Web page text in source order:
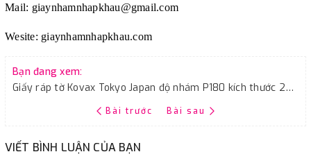
Mail: giaynhamnhapkhau@gmail.com
Wesite: giaynhamnhapkhau.com
Bạn đang xem:
Giấy ráp tờ Kovax Tokyo Japan độ nhám P180 kích thước 230mmx280mm
Bài trước Bài sau
VIẾT BÌNH LUẬN CỦA BẠN